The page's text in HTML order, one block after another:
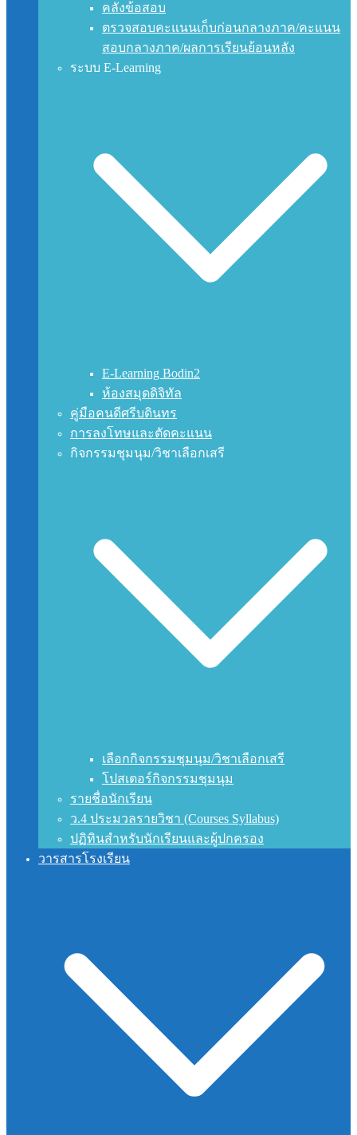
คลังข้อสอบ
ตรวจสอบคะแนนเก็บก่อนกลางภาค/คะแนน
สอบกลางภาค/ผลการเรียนย้อนหลัง
ระบบ E-Learning
E-Learning Bodin2
ห้องสมุดดิจิทัล
คู่มือคนดีศรีบดินทร
การลงโทษและตัดคะแนน
กิจกรรมชุมนุม/วิชาเลือกเสรี
เลือกกิจกรรมชุมนุม/วิชาเลือกเสรี
โปสเตอร์กิจกรรมชุมนุม
รายชื่อนักเรียน
ว.4 ประมวลรายวิชา (Courses Syllabus)
ปฏิทินสำหรับนักเรียนและผู้ปกครอง
วารสารโรงเรียน